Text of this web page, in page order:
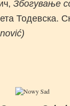
Збогување
Тодевска.